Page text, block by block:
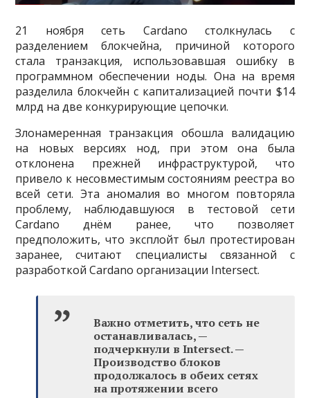
21 ноября сеть Cardano столкнулась с
разделением блокчейна, причиной которого
стала транзакция, использовавшая ошибку в
программном обеспечении ноды. Она на время
разделила блокчейн с капитализацией почти $14
млрд на две конкурирующие цепочки.
Злонамеренная транзакция обошла валидацию
на новых версиях нод, при этом она была
отклонена прежней инфраструктурой, что
привело к несовместимым состояниям реестра во
всей сети. Эта аномалия во многом повторяла
проблему, наблюдавшуюся в тестовой сети
Cardano днём ранее, что позволяет
предположить, что эксплойт был протестирован
заранее, считают специалисты связанной с
разработкой Cardano организации Intersect.
Важно отметить, что сеть не
останавливалась, —
подчеркнули в Intersect. —
Производство блоков
продолжалось в обеих сетях
на протяжении всего